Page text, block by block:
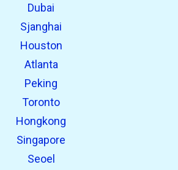
Dubai
Sjanghai
Houston
Atlanta
Peking
Toronto
Hongkong
Singapore
Seoel